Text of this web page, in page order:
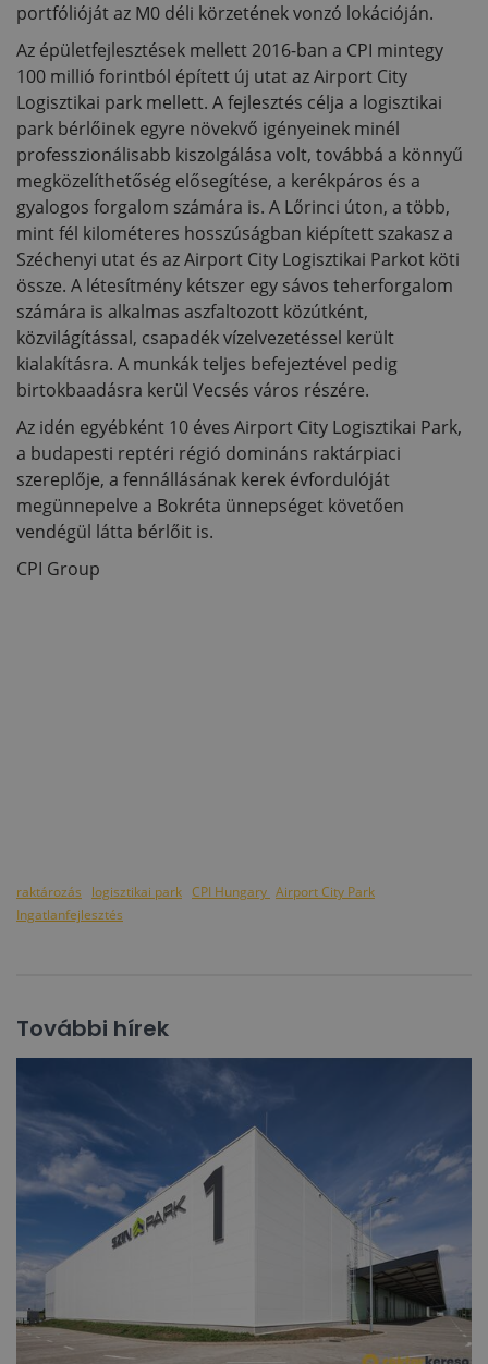
portfólióját az M0 déli körzetének vonzó lokációján.
Az épületfejlesztések mellett 2016-ban a CPI mintegy
100 millió forintból épített új utat az Airport City
Logisztikai park mellett. A fejlesztés célja a logisztikai
park bérlőinek egyre növekvő igényeinek minél
professzionálisabb kiszolgálása volt, továbbá a könnyű
megközelíthetőség elősegítése, a kerékpáros és a
gyalogos forgalom számára is. A Lőrinci úton, a több,
mint fél kilométeres hosszúságban kiépített szakasz a
Széchenyi utat és az Airport City Logisztikai Parkot köti
össze. A létesítmény kétszer egy sávos teherforgalom
számára is alkalmas aszfaltozott közútként,
közvilágítással, csapadék vízelvezetéssel került
kialakításra. A munkák teljes befejeztével pedig
birtokbaadásra kerül Vecsés város részére.
Az idén egyébként 10 éves Airport City Logisztikai Park,
a budapesti reptéri régió domináns raktárpiaci
szereplője, a fennállásának kerek évfordulóját
megünnepelve a Bokréta ünnepséget követően
vendégül látta bérlőit is.
CPI Group
raktározás logisztikai park CPI Hungary Airport City Park
Ingatlanfejlesztés
További hírek